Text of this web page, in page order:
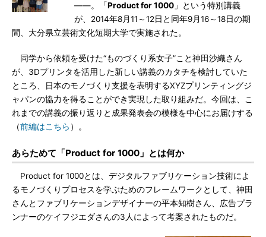
――。「Product for 1000 」という特別講義
が、2014年8月11～12日と同年9月16～18日の期
間、大分県立芸術文化短期大学で実施された。
同学から依頼を受けた“ものづくり系女子”こと神田沙織さん
が、3Dプリンタを活用した新しい講義のカタチを検討していた
ところ、日本のモノづくり支援を表明するXYZプリンティングジ
ャパンの協力を得ることができ実現した取り組みだ。今回は、こ
れまでの講義の振り返りと成果発表会の模様を中心にお届けする
（前編はこちら ）。
あらためて「Product for 1000」とは何か
Product for 1000とは、デジタルファブリケーション技術によ
るモノづくりプロセスを学ぶためのフレームワークとして、神田
さんとファブリケーションデザイナーの平本知樹さん、広告プラ
ンナーのケイフジエダさんの3人によって考案されたものだ。